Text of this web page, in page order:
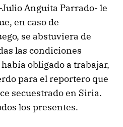
Anguita Parrado- le
en caso de
se abstuviera de
las condiciones
obligado a trabajar,
para el reportero que
secuestrado en Siria.
los presentes.